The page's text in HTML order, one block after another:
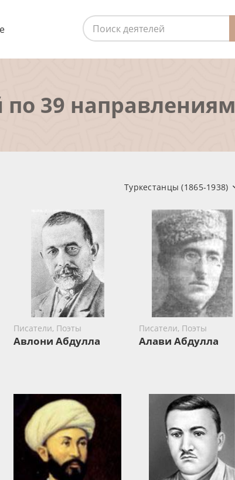
по 39 направлениям
Туркестанцы (1865-1938)
Писатели, Поэты
Авлони Абдулла
Писатели, Поэты
Алави Абдулла